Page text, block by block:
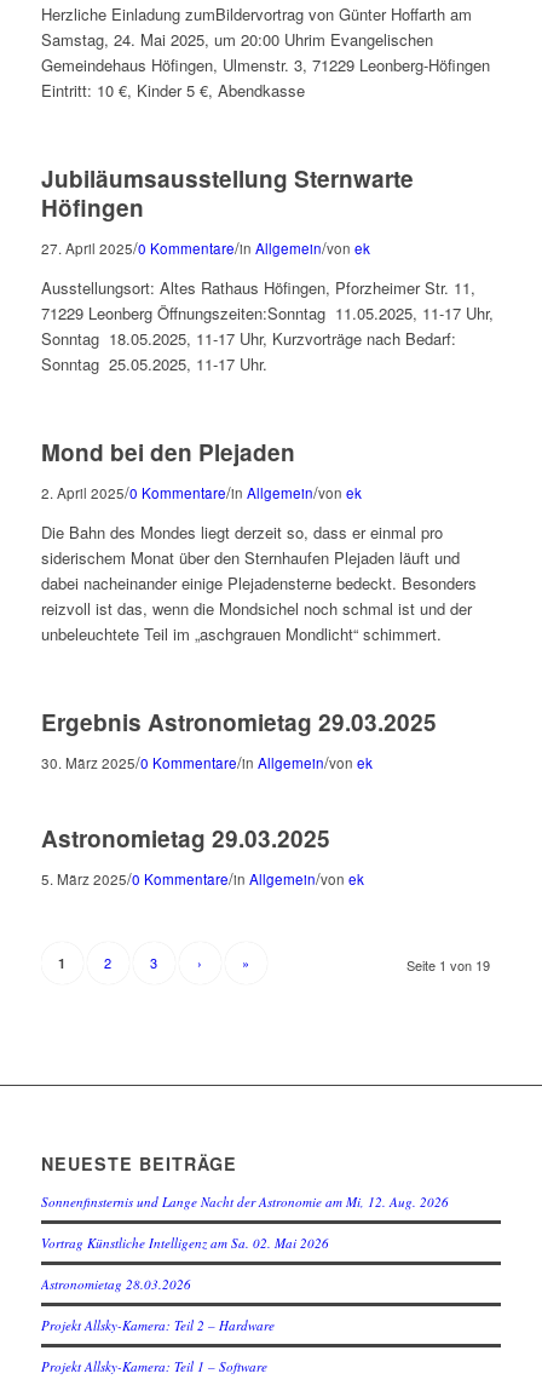
Herzliche Einladung zumBildervortrag von Günter Hoffarth am
Samstag, 24. Mai 2025, um 20:00 Uhrim Evangelischen
Gemeindehaus Höfingen, Ulmenstr. 3, 71229 Leonberg-Höfingen
Eintritt: 10 €, Kinder 5 €, Abendkasse
Jubiläumsausstellung Sternwarte
Höfingen
27. April 2025/0 Kommentare/in Allgemein/von ek
Ausstellungsort: Altes Rathaus Höfingen, Pforzheimer Str. 11,
71229 Leonberg Öffnungszeiten:Sonntag 11.05.2025, 11-17 Uhr,
Sonntag 18.05.2025, 11-17 Uhr, Kurzvorträge nach Bedarf:
Sonntag 25.05.2025, 11-17 Uhr.
Mond bei den Plejaden
2. April 2025/0 Kommentare/in Allgemein/von ek
Die Bahn des Mondes liegt derzeit so, dass er einmal pro
siderischem Monat über den Sternhaufen Plejaden läuft und
dabei nacheinander einige Plejadensterne bedeckt. Besonders
reizvoll ist das, wenn die Mondsichel noch schmal ist und der
unbeleuchtete Teil im „aschgrauen Mondlicht“ schimmert.
Ergebnis Astronomietag 29.03.2025
30. März 2025/0 Kommentare/in Allgemein/von ek
Astronomietag 29.03.2025
5. März 2025/0 Kommentare/in Allgemein/von ek
Seite 1 von 19
1 2 3 › »
NEUESTE BEITRÄGE
Sonnenfinsternis und Lange Nacht der Astronomie am Mi, 12. Aug. 2026
Vortrag Künstliche Intelligenz am Sa. 02. Mai 2026
Astronomietag 28.03.2026
Projekt Allsky-Kamera: Teil 2 – Hardware
Projekt Allsky-Kamera: Teil 1 – Software